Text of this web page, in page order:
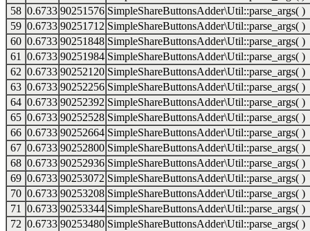
58 0.6733 90251576 SimpleShareButtonsAdder\Util::parse_args( )
59 0.6733 90251712 SimpleShareButtonsAdder\Util::parse_args( )
60 0.6733 90251848 SimpleShareButtonsAdder\Util::parse_args( )
61
0.6733 90251984 SimpleShareButtonsAdder\Util::parse_args( )
62 0.6733 90252120 SimpleShareButtonsAdder\Util::parse_args( )
63 0.6733 90252256 SimpleShareButtonsAdder\Util::parse_args( )
64 0.6733 90252392 SimpleShareButtonsAdder\Util::parse_args( )
65 0.6733 90252528 SimpleShareButtonsAdder\Util::parse_args( )
66 0.6733 90252664 SimpleShareButtonsAdder\Util::parse_args( )
67 0.6733 90252800 SimpleShareButtonsAdder\Util::parse_args( )
68 0.6733 90252936 SimpleShareButtonsAdder\Util::parse_args( )
69 0.6733 90253072 SimpleShareButtonsAdder\Util::parse_args( )
70 0.6733 90253208 SimpleShareButtonsAdder\Util::parse_args( )
71
0.6733 90253344 SimpleShareButtonsAdder\Util::parse_args( )
72 0.6733 90253480 SimpleShareButtonsAdder\Util::parse_args( )